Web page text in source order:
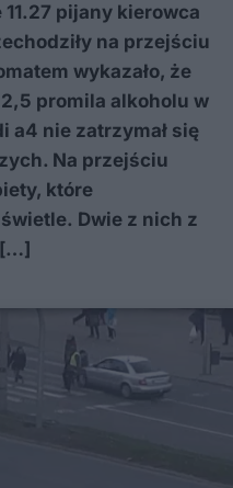
pijany kierowca
na przejściu
wykazało, że
promila alkoholu w
a4 nie zatrzymał się
Na przejściu
które
Dwie z nich z
[…]